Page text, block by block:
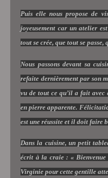
Puis elle nous propose de
joyeusement car un atelier
tout se crée, que tout se passe,
Nous passons devant sa
refaite dernièrement par son
vu de tout ce qu’il a fait
en pierre apparente.
est une réussite et il doit faire
Dans la cuisine, un petit
écrit à la craie : «
Virginie pour cette gentille